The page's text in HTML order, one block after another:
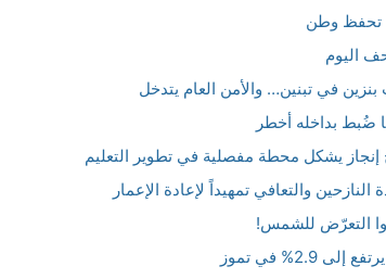
تحفظ وطن
اليوم
في تبنين… والأمن العام يتدخل
ضُبط بداخله أخطر
إنجاز يشكل محطة مفصلية في تطوير التعليم
والتعافي تمهيداً لإعادة الإعمار
التعرّض للشمس!
في تموز